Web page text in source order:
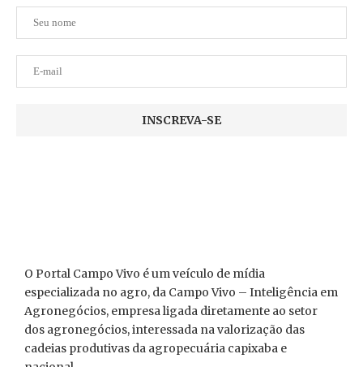
O Portal Campo Vivo é um veículo de mídia
especializada no agro, da Campo Vivo – Inteligência em
Agronegócios, empresa ligada diretamente ao setor
dos agronegócios, interessada na valorização das
cadeias produtivas da agropecuária capixaba e